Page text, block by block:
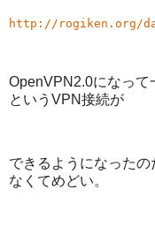
http://rogiken.org/
OpenVPN2.0になって
というVPN接続が
できるようになった
なくてめどい。